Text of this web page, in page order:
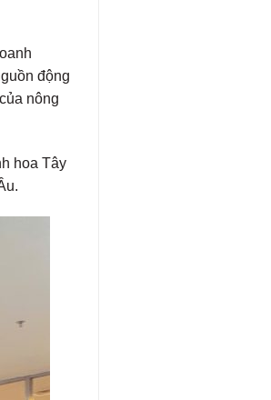
động
nông
hoa Tây